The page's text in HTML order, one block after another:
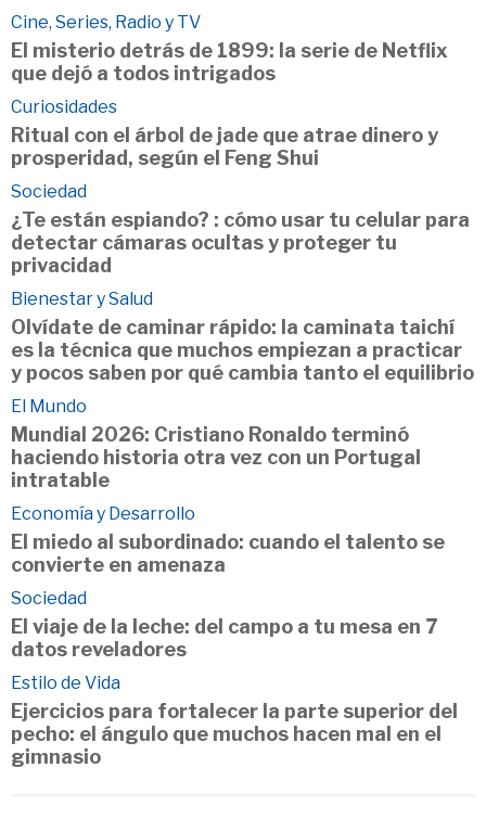
Cine, Series, Radio y TV
El misterio detrás de 1899: la serie de Netflix
que dejó a todos intrigados
Curiosidades
Ritual con el árbol de jade que atrae dinero y
prosperidad, según el Feng Shui
Sociedad
¿Te están espiando? : cómo usar tu celular para
detectar cámaras ocultas y proteger tu
privacidad
Bienestar y Salud
Olvídate de caminar rápido: la caminata taichí
es la técnica que muchos empiezan a practicar
y pocos saben por qué cambia tanto el equilibrio
El Mundo
Mundial 2026: Cristiano Ronaldo terminó
haciendo historia otra vez con un Portugal
intratable
Economía y Desarrollo
El miedo al subordinado: cuando el talento se
convierte en amenaza
Sociedad
El viaje de la leche: del campo a tu mesa en 7
datos reveladores
Estilo de Vida
Ejercicios para fortalecer la parte superior del
pecho: el ángulo que muchos hacen mal en el
gimnasio